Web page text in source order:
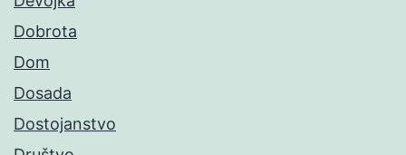
Dobrota
Dom
Dosada
Dostojanstvo